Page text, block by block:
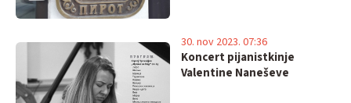
Koncert pijanistkinje
Valentine Naneševe
30. nov 2023. 07:36